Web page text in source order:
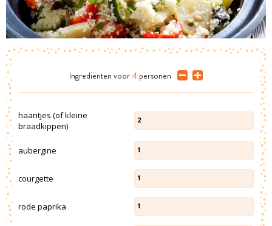
Ingrediënten voor 4 personen
haantjes (of kleine
braadkippen)
2
aubergine 1
courgette 1
rode paprika 1